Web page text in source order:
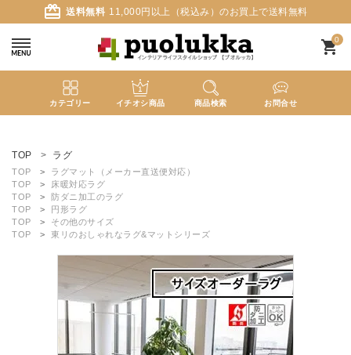
card_giftcard 送料無料 11,000円以上（税込み）のお買上で送料無料
0
shopping_cart
カテゴリー イチオシ商品 商品検索 お問合せ
ようこそ ゲスト 様
meeting_room ログイン
新着商品
カテゴリーから探す
TOP ラグ
TOP
ラグマット（メーカー直送便対応）
TOP
床暖対応ラグ
TOP
防ダニ加工のラグ
TOP
円形ラグ
TOP
その他のサイズ
TOP
東リのおしゃれなラグ&マットシリーズ